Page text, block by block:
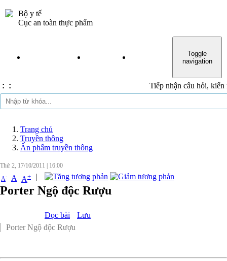
Bộ y tế
Cục an toàn thực phẩm
THỦ TỤC
Toggle
navigation
: : Tiếp nhận câu hỏi, kiến nghị của
Trang chủ
Truyền thông
Ấn phẩm truyền thông
Thứ 2, 17/10/2011
16:00
A- A A+ |
Porter Ngộ độc Rượu
Đọc bài
Lưu
Porter Ngộ độc Rượu